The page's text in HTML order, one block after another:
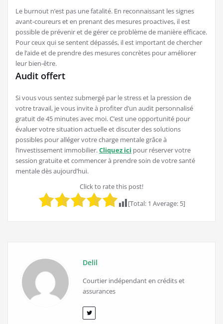
Le burnout n’est pas une fatalité. En reconnaissant les signes
avant-coureurs et en prenant des mesures proactives, il est
possible de prévenir et de gérer ce problème de manière efficace.
Pour ceux qui se sentent dépassés, il est important de chercher
de l’aide et de prendre des mesures concrètes pour améliorer
leur bien-être.
Audit offert
Si vous vous sentez submergé par le stress et la pression de
votre travail, je vous invite à profiter d’un audit personnalisé
gratuit de 45 minutes avec moi. C’est une opportunité pour
évaluer votre situation actuelle et discuter des solutions
possibles pour alléger votre charge mentale grâce à
l’investissement immobilier.Cliquez ici pour réserver votre
session gratuite et commencer à prendre soin de votre santé
mentale dès aujourd’hui.
Click to rate this post!
[Total: 1 Average: 5]
Delil
Courtier indépendant en crédits et
assurances